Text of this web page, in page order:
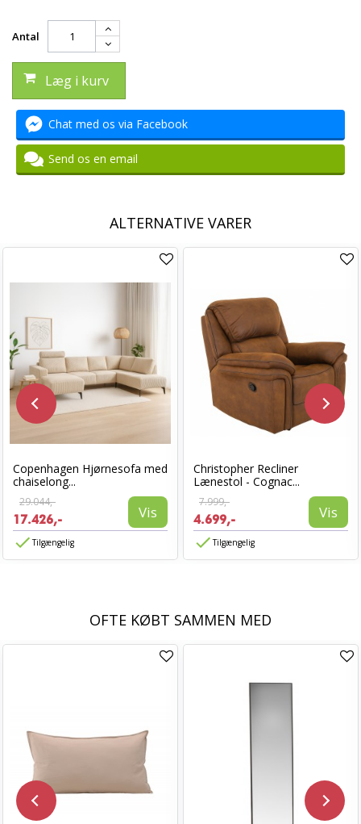
Antal
Læg i kurv
Chat med os via Facebook
Send os en email
ALTERNATIVE VARER
Copenhagen Hjørnesofa med
chaiselong...
29.044,-
17.426,- Vis
Tilgængelig
Christopher Recliner
Lænestol - Cognac...
7.999,-
4.699,- Vis
Tilgængelig
OFTE KØBT SAMMEN MED